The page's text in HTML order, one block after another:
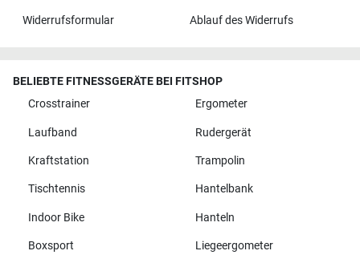
Widerrufsformular Ablauf des Widerrufs
BELIEBTE FITNESSGERÄTE BEI FITSHOP
Crosstrainer
Ergometer
Laufband Rudergerät
Kraftstation Trampolin
Tischtennis Hantelbank
Indoor Bike Hanteln
Boxsport Liegeergometer